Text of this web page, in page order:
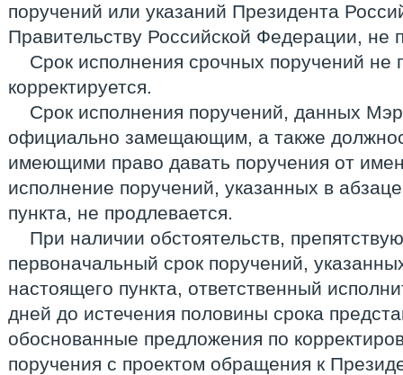
поручений или указаний Президента
Правительству Российской Федерации, не
Срок исполнения срочных поручений не
корректируется.
Срок исполнения поручений, данных
официально замещающим, а также
имеющими право давать поручения от
исполнение поручений, указанных в
пункта, не продлевается.
При наличии обстоятельств,
первоначальный срок поручений,
настоящего пункта, ответственный
дней до истечения половины срока
обоснованные предложения по
поручения с проектом обращения к